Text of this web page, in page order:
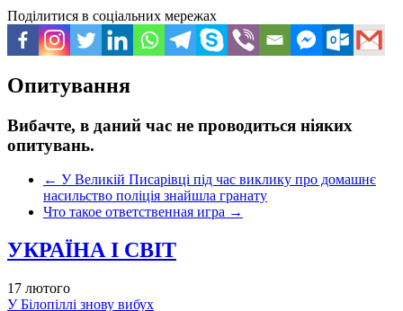
Поділитися в соціальних мережах
Опитування
Вибачте, в даний час не проводиться ніяких
опитувань.
← У Великій Писарівці під час виклику про домашнє
насильство поліція знайшла гранату
Что такое ответственная игра →
УКРАЇНА І СВІТ
17 лютого
У Білопіллі знову вибух